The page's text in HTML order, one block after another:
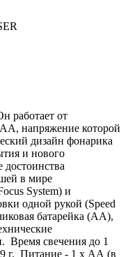
работает от
‎напряжение которой
дизайн фонарика
и нового
в мире
‎System) и
одной рукой (Speed
батарейка (AA),
Время свечения до 1
г. ‎ Питание - 1 х АА (в